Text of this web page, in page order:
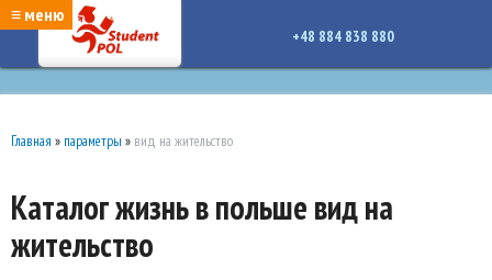
google-site-verification: google7a917c261df1566b.htmlgoogle-site-verification:
google7a917c261df1566b.html
≡ меню
+48 884 838 880
Главная » параметры » вид на жительство
Каталог жизнь в польше вид на
жительство